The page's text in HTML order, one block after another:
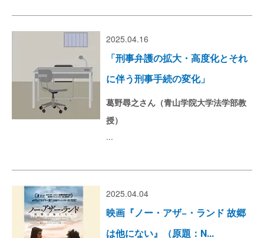
2025.04.16
「刑事弁護の拡大・高度化とそれ
に伴う刑事手続の変化」
葛野尋之さん（青山学院大学法学部教
授）
...
2025.04.04
映画『ノー・アザ−・ランド 故郷
は他にない』（原題：N...